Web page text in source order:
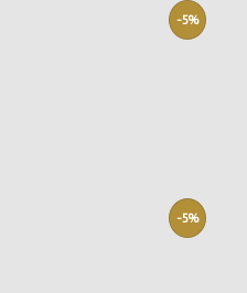
-5%
-5%